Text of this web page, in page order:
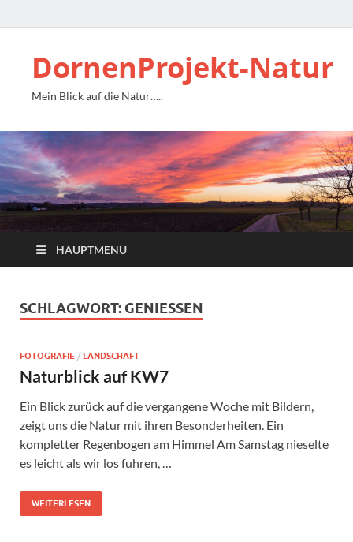
DornenProjekt-Natur
Mein Blick auf die Natur…..
HAUPTMENÜ
SCHLAGWORT: GENIESSEN
FOTOGRAFIE / LANDSCHAFT
Naturblick auf KW7
Ein Blick zurück auf die vergangene Woche mit Bildern,
zeigt uns die Natur mit ihren Besonderheiten. Ein
kompletter Regenbogen am Himmel Am Samstag nieselte
es leicht als wir los fuhren, …
WEITERLESEN